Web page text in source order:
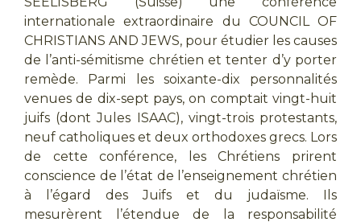
internationale extraordinaire du COUNCIL OF
CHRISTIANS AND JEWS, pour étudier les causes
de l’anti-sémitisme chrétien et tenter d’y porter
remède. Parmi les soixante-dix personnalités
venues de dix-sept pays, on comptait vingt-huit
juifs (dont Jules ISAAC), vingt-trois protestants,
neuf catholiques et deux orthodoxes grecs. Lors
de cette conférence, les Chrétiens prirent
conscience de l’état de l’enseignement chrétien
à l’égard des Juifs et du judaïsme. Ils
mesurèrent l’étendue de la responsabilité